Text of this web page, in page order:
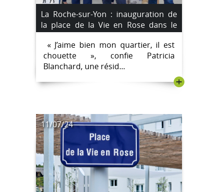
La Roche-sur-Yon : inauguration de
la place de la Vie en Rose dans le
quartier de la Vigne-aux-Roses
« J’aime bien mon quartier, il est
chouette », confie Patricia
Blanchard, une résid...
+
11/07/24